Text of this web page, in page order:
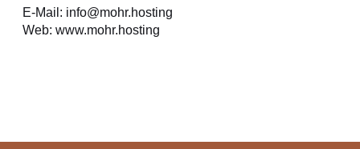
E-Mail: info@mohr.hosting
Web: www.mohr.hosting